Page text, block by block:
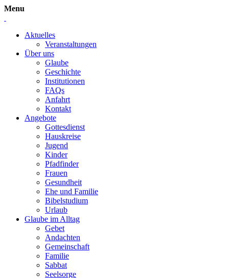
Menu
Aktuelles
Veranstaltungen
Über uns
Glaube
Geschichte
Institutionen
FAQs
Anfahrt
Kontakt
Angebote
Gottesdienst
Hauskreise
Jugend
Kinder
Pfadfinder
Frauen
Gesundheit
Ehe und Familie
Bibelstudium
Urlaub
Glaube im Alltag
Gebet
Andachten
Gemeinschaft
Familie
Sabbat
Seelsorge